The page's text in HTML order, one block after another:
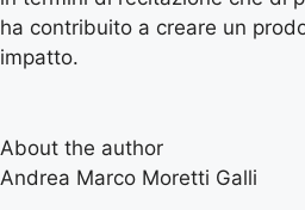
ha contribuito a creare un
impatto.
About the author
Andrea Marco Moretti Galli